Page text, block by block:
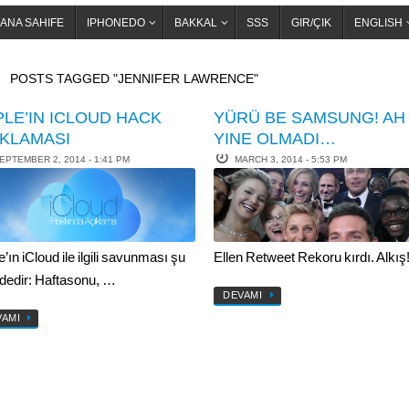
ANA SAHIFE IPHONEDO BAKKAL SSS GIR/ÇIK ENGLISH
POSTS TAGGED "JENNIFER LAWRENCE"
ICLOUD HACK
2, 2014 - 1:41 PM
iCloud ile ilgili savunması şu
Haftasonu, …
YÜRÜ BE SAMSUNG! AH
YINE OLMADI…
MARCH 3, 2014 - 5:53 PM
Ellen Retweet Rekoru kırdı.
DEVAMI